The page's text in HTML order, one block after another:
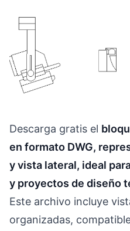
Descarga gratis el
en formato DWG,
y vista lateral, ideal
y proyectos de diseño
Este archivo incluye
organizadas,